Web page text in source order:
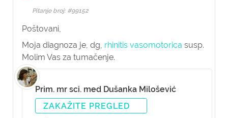
Pitanje broj: #99152
Poštovani,
Moja diagnoza je, dg, rhinitis vasomotorica susp.
Molim Vas za tumačenje.
Prim. mr sci. med Dušanka Milošević
ZAKAŽITE PREGLED